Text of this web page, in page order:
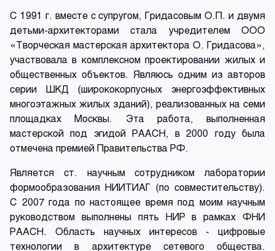
С 1991 г. вместе с супругом, Гридасовым О.П. и двумя
детьми-архитекторами стала учредителем ООО
«Творческая мастерская архитектора О. Гридасова»,
участвовала в комплексном проектировании жилых и
общественных объектов. Являюсь одним из авторов
серии ШКД (ширококорпусных энергоэффективных
многоэтажных жилых зданий), реализованных на семи
площадках Москвы. Эта работа, выполненная
мастерской под эгидой РААСН, в 2000 году была
отмечена премией Правительства РФ.
Является ст. научным сотрудником лаборатории
формообразования НИИТИАГ (по совместительству).
С 2007 года по настоящее время под моим научным
руководством выполнены пять НИР в рамках ФНИ
РААСН. Область научных интересов ‒ цифровые
технологии в архитектуре сетевого общества.